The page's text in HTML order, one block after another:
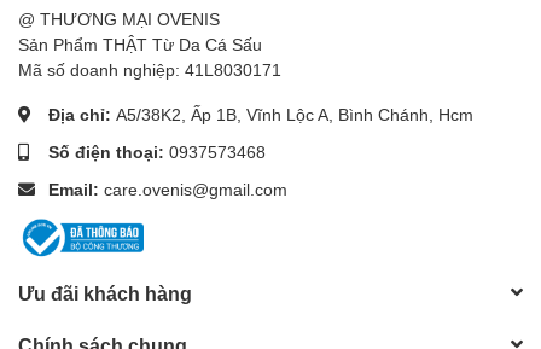
@ THƯƠNG MẠI OVENIS
Sản Phẩm THẬT Từ Da Cá Sấu
Mã số doanh nghiệp: 41L8030171
Địa chỉ: A5/38K2, Ấp 1B, Vĩnh Lộc A, Bình Chánh, Hcm
Số điện thoại: 0937573468
Email: care.ovenis@gmail.com
Ưu đãi khách hàng
Chính sách chung